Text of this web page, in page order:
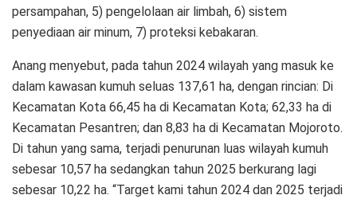
persampahan, 5) pengelolaan air limbah, 6) sistem
penyediaan air minum, 7) proteksi kebakaran.
Anang menyebut, pada tahun 2024 wilayah yang masuk ke
dalam kawasan kumuh seluas 137,61 ha, dengan rincian: Di
Kecamatan Kota 66,45 ha di Kecamatan Kota; 62,33 ha di
Kecamatan Pesantren; dan 8,83 ha di Kecamatan Mojoroto.
Di tahun yang sama, terjadi penurunan luas wilayah kumuh
sebesar 10,57 ha sedangkan tahun 2025 berkurang lagi
sebesar 10,22 ha. “Target kami tahun 2024 dan 2025 terjadi